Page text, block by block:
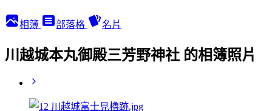
相簿 部落格 名片
川越城本丸御殿三芳野神社 的相簿照片